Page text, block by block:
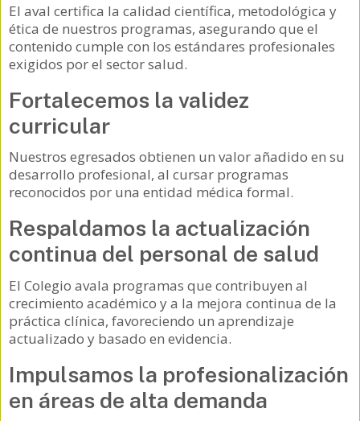
El aval certifica la calidad científica, metodológica y
ética de nuestros programas, asegurando que el
contenido cumple con los estándares profesionales
exigidos por el sector salud.
Fortalecemos la validez
curricular
Nuestros egresados obtienen un valor añadido en su
desarrollo profesional, al cursar programas
reconocidos por una entidad médica formal.
Respaldamos la actualización
continua del personal de salud
El Colegio avala programas que contribuyen al
crecimiento académico y a la mejora continua de la
práctica clínica, favoreciendo un aprendizaje
actualizado y basado en evidencia.
Impulsamos la profesionalización
en áreas de alta demanda